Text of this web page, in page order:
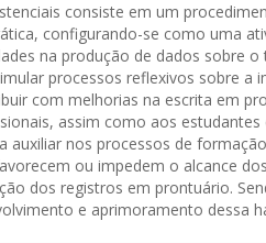
consiste em um
configurando-se como uma
na produção de dados sobre
processos reflexivos sobre
com melhorias na escrita em
assim como aos
nos processos de
ou impedem o alcance
dos registros em prontuário.
e aprimoramento dessa